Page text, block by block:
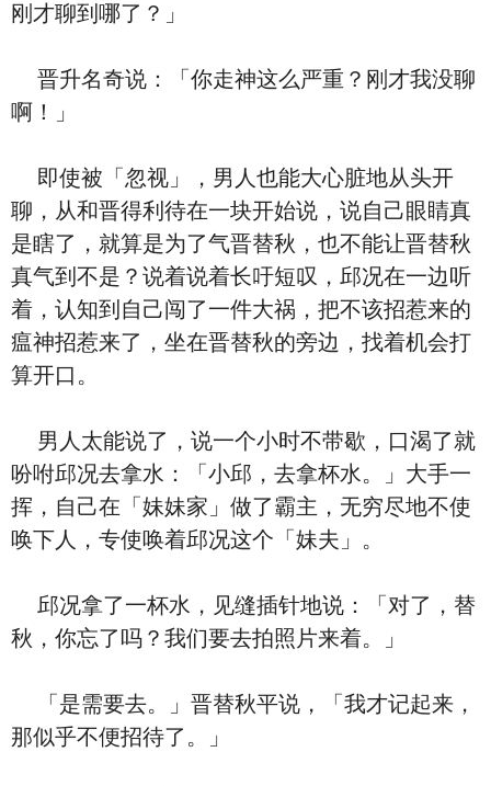
刚才聊到哪了？」
晋升名奇说：「你走神这么严重？刚才我没聊
啊！」
即使被「忽视」，男人也能大心脏地从头开
聊，从和晋得利待在一块开始说，说自己眼睛真
是瞎了，就算是为了气晋替秋，也不能让晋替秋
真气到不是？说着说着长吁短叹，邱况在一边听
着，认知到自己闯了一件大祸，把不该招惹来的
瘟神招惹来了，坐在晋替秋的旁边，找着机会打
算开口。
男人太能说了，说一个小时不带歇，口渴了就
吩咐邱况去拿水：「小邱，去拿杯水。」大手一
挥，自己在「妹妹家」做了霸主，无穷尽地不使
唤下人，专使唤着邱况这个「妹夫」。
邱况拿了一杯水，见缝插针地说：「对了，替
秋，你忘了吗？我们要去拍照片来着。」
「是需要去。」晋替秋平说，「我才记起来，
那似乎不便招待了。」